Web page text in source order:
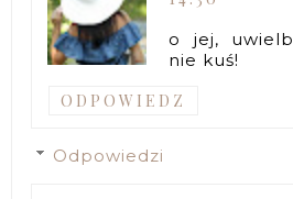
o jej,
nie kuś!
ODPOWIEDZ
Odpowiedzi